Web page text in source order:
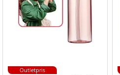
Outletpris